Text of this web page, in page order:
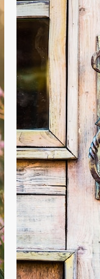
Jak
z